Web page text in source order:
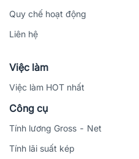
Quy chế hoạt động
Liên hệ
Việc làm
Việc làm HOT nhất
Công cụ
Tính lương Gross - Net
Tính lãi suất kép